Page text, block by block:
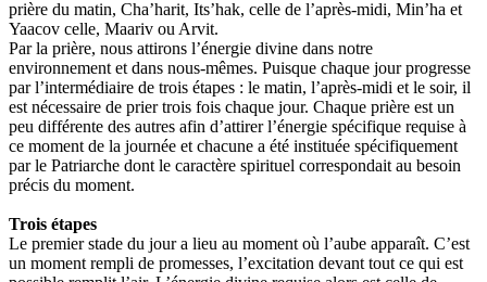
prière du matin, Cha’harit, Its’hak, celle de l’après-midi, Min’ha et
Yaacov celle, Maariv ou Arvit.
Par la prière, nous attirons l’énergie divine dans notre
environnement et dans nous-mêmes. Puisque chaque jour progresse
par l’intermédiaire de trois étapes : le matin, l’après-midi et le soir, il
est nécessaire de prier trois fois chaque jour. Chaque prière est un
peu différente des autres afin d’attirer l’énergie spécifique requise à
ce moment de la journée et chacune a été instituée spécifiquement
par le Patriarche dont le caractère spirituel correspondait au besoin
précis du moment.
Trois étapes
Le premier stade du jour a lieu au moment où l’aube apparaît. C’est
un moment rempli de promesses, l’excitation devant tout ce qui est